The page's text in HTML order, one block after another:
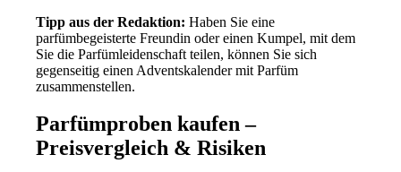
Tipp aus der Redaktion: Haben Sie eine
parfümbegeisterte Freundin oder einen Kumpel, mit dem
Sie die Parfümleidenschaft teilen, können Sie sich
gegenseitig einen Adventskalender mit Parfüm
zusammenstellen.
Parfümproben kaufen –
Preisvergleich & Risiken